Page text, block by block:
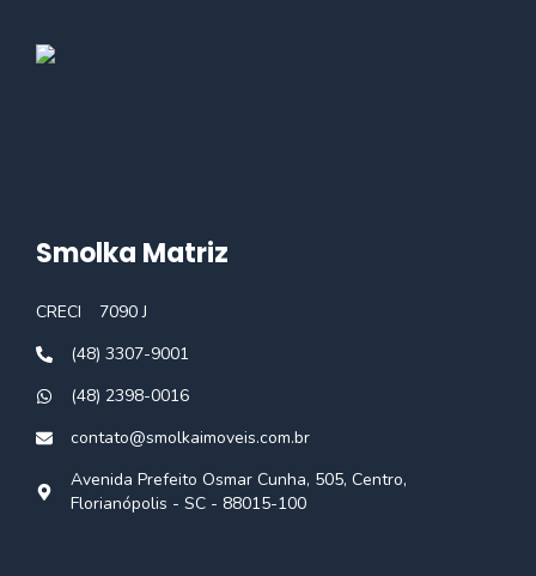
Smolka Matriz
CRECI
7090 J
(48) 3307-9001
(48) 2398-0016
contato@smolkaimoveis.com.br
Avenida Prefeito Osmar Cunha, 505, Centro,
Florianópolis - SC - 88015-100